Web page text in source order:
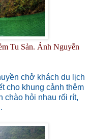
Tu Sản. Ảnh Nguyễn
chở khách du lịch
cho khung cảnh thêm
chào hỏi nhau rối rít,